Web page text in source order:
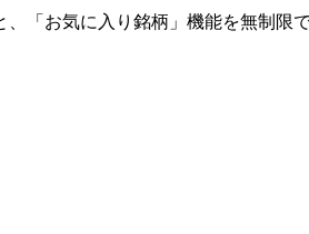
「お気に入り銘柄」機能を無制限